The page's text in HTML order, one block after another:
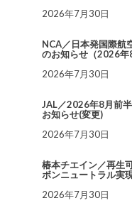
2026年7月30日
NCA／日本発国際航
のお知らせ（2026
2026年7月30日
JAL／2026年8月前
お知らせ(変更)
2026年7月30日
椿本チエイン／再生
ボンニュートラル実
2026年7月30日